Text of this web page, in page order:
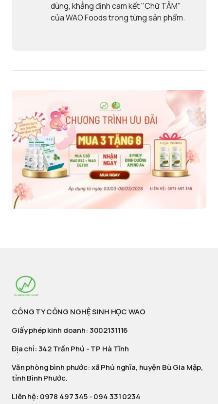
dùng, khẳng định cam kết "Chữ TÂM"
của WAO Foods trong từng sản phẩm.
CÔNG TY CÔNG NGHỆ SINH HỌC WAO
Giấy phép kinh doanh: 3002131116
Địa chỉ: 342 Trần Phú - TP Hà Tĩnh
Văn phòng bình phước: xã Phú nghĩa, huyện Bù Gia Mập,
tỉnh Bình Phước.
Liên hệ: 0978 497 345-094 331 0234